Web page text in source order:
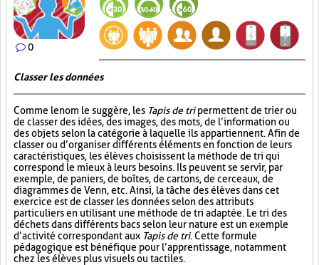
0
Classer les données
Comme le nom le suggère, les Tapis de tripermettent de trier ou
de classer des idées, des images, des mots, de l’information ou
des objets selon la catégorie à laquelle ils appartiennent. Afin de
classer ou d’organiser différents éléments en fonction de leurs
caractéristiques, les élèves choisissent la méthode de tri qui
correspond le mieux à leurs besoins. Ils peuvent se servir, par
exemple, de paniers, de boîtes, de cartons, de cerceaux, de
diagrammes de Venn, etc. Ainsi, la tâche des élèves dans cet
exercice est de classer les données selon des attributs
particuliers en utilisant une méthode de tri adaptée. Le tri des
déchets dans différents bacs selon leur nature est un exemple
d’activité correspondant aux Tapis de tri. Cette formule
pédagogique est bénéfique pour l’apprentissage, notamment
chez les élèves plus visuels ou tactiles.